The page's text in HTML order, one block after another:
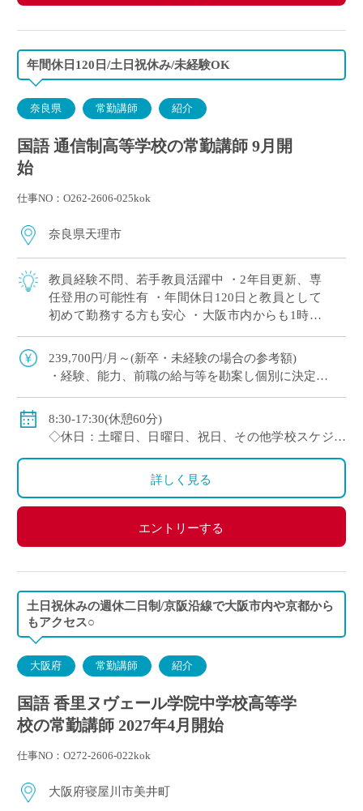
年間休日120日/土日祝休み/未経験OK
奈良県 常勤講師 紹介
国語 通信制高等学校の常勤講師 9月開
始
仕事NO：O262-2606-025kok
奈良県天理市
教員経験不問、若手教員活躍中 ・2年目更新、専
任登用の可能性有 ・年間休日120日と教員として
初めて勤務する方も安心 ・大阪市内からも1時間
では、一人ひとりの個性や目標に合わ […]
239,700円/月～(新卒・未経験の場合の参考額)
・経験、能⼒、前職の給与等を勘案し個別に決定
・450万円／経験3年：30歳（⽉給24万1300円＋賞与＋
他⼿当）
・500万円／経験6年：33歳（⽉給24万7900円＋賞与＋
◇賞与：有
◇保険：私学共済、雇用保険、労災保険
8:30-17:30(休憩60分)
◇休日：土曜日、日曜日、祝日、その他学校スケジュ
・年間休日120日のシフト制
詳しく見る
エントリーする
土日祝休みの週休二日制/京阪沿線で大阪市内や京都から
もアクセス○
大阪府 常勤講師 紹介
国語 香里ヌヴェール学院中学校高等学
校の常勤講師 2027年4月開始
仕事NO：O272-2606-022kok
大阪府寝屋川市美井町